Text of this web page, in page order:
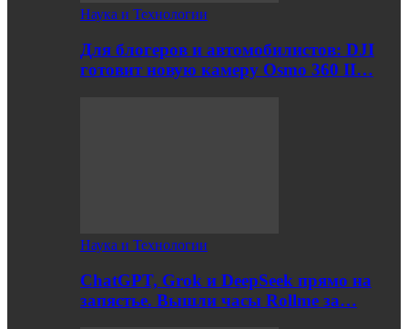
Наука и Технологии
Для блогеров и автомобилистов: DJI
готовит новую камеру Osmo 360 II…
Наука и Технологии
ChatGPT, Grok и DeepSeek прямо на
запястье. Вышли часы Rollme за…